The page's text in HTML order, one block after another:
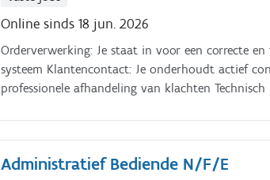
Online sinds 18 jun. 2026
Orderverwerking: Je staat in voor een correcte
systeem Klantencontact: Je onderhoudt actief
professionele afhandeling van klachten
productgamma, waaronder spaanplaten, MDF
kennis van exportprocessen toe om vlot te
Administratief Bediende N/F/E